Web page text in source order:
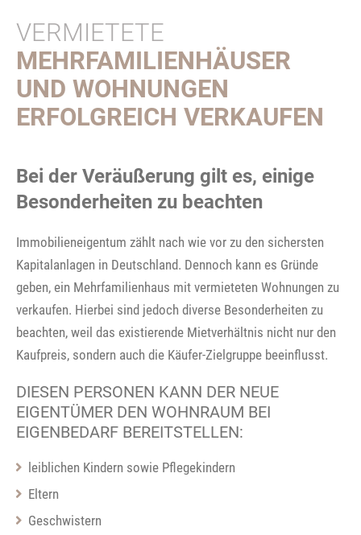
VERMIETETE
MEHRFAMILIENHÄUSER
UND WOHNUNGEN
ERFOLGREICH VERKAUFEN
Bei der Veräußerung gilt es, einige
Besonderheiten zu beachten
Immobilieneigentum zählt nach wie vor zu den sichersten
Kapitalanlagen in Deutschland. Dennoch kann es Gründe
geben, ein Mehrfamilienhaus mit vermieteten Wohnungen zu
verkaufen. Hierbei sind jedoch diverse Besonderheiten zu
beachten, weil das existierende Mietverhältnis nicht nur den
Kaufpreis, sondern auch die Käufer-Zielgruppe beeinflusst.
DIESEN PERSONEN KANN DER NEUE
EIGENTÜMER DEN WOHNRAUM BEI
EIGENBEDARF BEREITSTELLEN:
leiblichen Kindern sowie Pflegekindern
Eltern
Geschwistern